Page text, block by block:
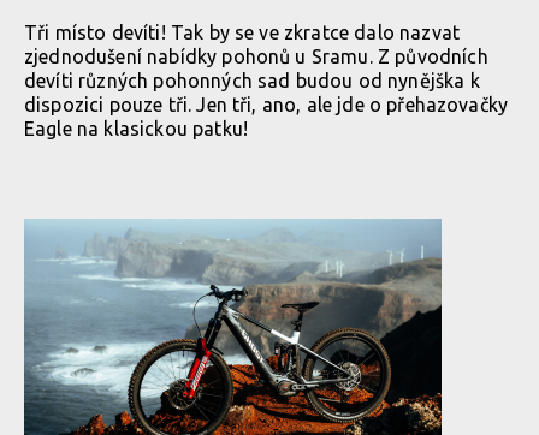
Tři místo devíti! Tak by se ve zkratce dalo nazvat
zjednodušení nabídky pohonů u Sramu. Z původních
devíti různých pohonných sad budou od nynějška k
dispozici pouze tři. Jen tři, ano, ale jde o přehazovačky
Eagle na klasickou patku!